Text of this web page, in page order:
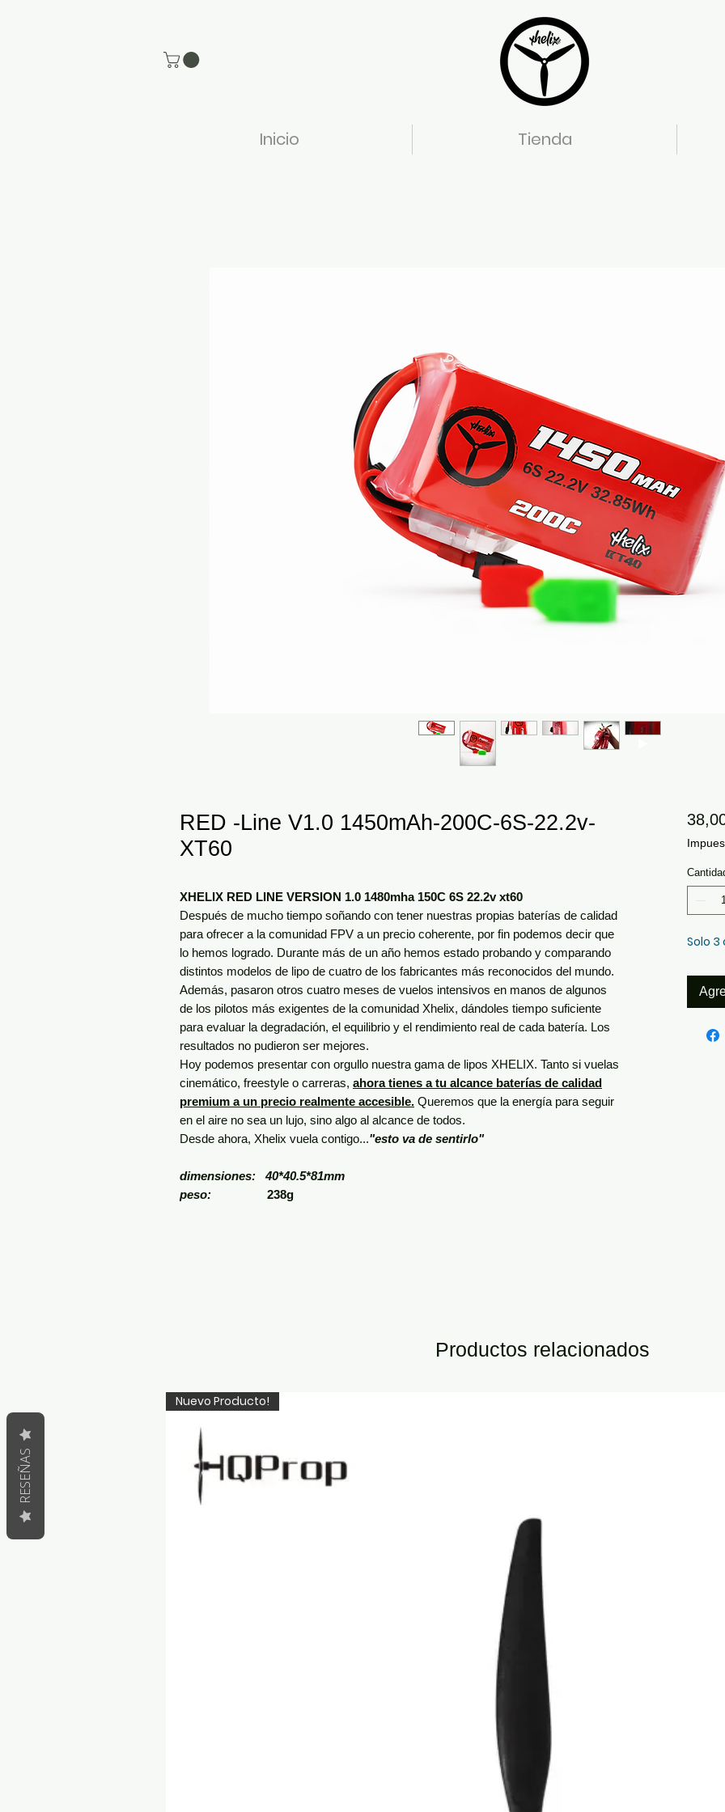
Inicio Tienda
RED -Line V1.0 1450mAh-200C-6S-22.2v-
XT60
XHELIX RED LINE VERSION 1.0 1480mha 150C 6S 22.2v xt60
Después de mucho tiempo soñando con tener nuestras propias baterías de calidad
para ofrecer a la comunidad FPV a un precio coherente, por fin podemos decir que
lo hemos logrado. Durante más de un año hemos estado probando y comparando
distintos modelos de lipo de cuatro de los fabricantes más reconocidos del mundo.
Además, pasaron otros cuatro meses de vuelos intensivos en manos de algunos
de los pilotos más exigentes de la comunidad Xhelix, dándoles tiempo suficiente
para evaluar la degradación, el equilibrio y el rendimiento real de cada batería. Los
resultados no pudieron ser mejores.
Hoy podemos presentar con orgullo nuestra gama de lipos XHELIX. Tanto si vuelas
cinemático, freestyle o carreras, ahora tienes a tu alcance baterías de calidad
premium a un precio realmente accesible. Queremos que la energía para seguir
en el aire no sea un lujo, sino algo al alcance de todos.
Desde ahora, Xhelix vuela contigo..."esto va de sentirlo"
dimensiones: 40*40.5*81mm
peso:
238g
Solo
Productos relacionados
Nuevo Producto!
RESEÑAS